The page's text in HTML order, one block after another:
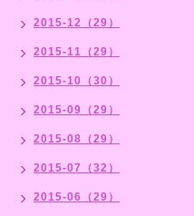
2015-12（29）
2015-11（29）
2015-10（30）
2015-09（29）
2015-08（29）
2015-07（32）
2015-06（29）